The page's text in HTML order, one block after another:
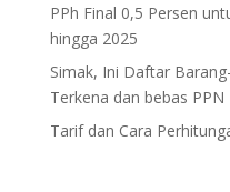
PPh Final 0,5 Persen
hingga 2025
Simak, Ini Daftar
Terkena dan bebas PPN
Tarif dan Cara